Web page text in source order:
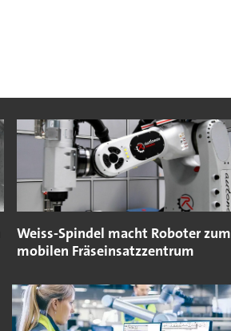
Weiss-Spindel macht Roboter zum
mobilen Fräseinsatzzentrum